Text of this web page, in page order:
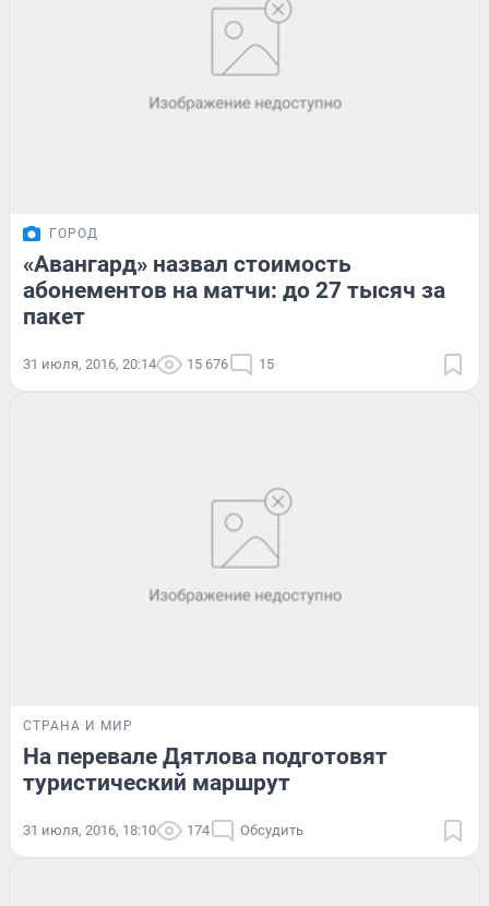
ГОРОД
«Авангард» назвал стоимость
абонементов на матчи: до 27 тысяч за
пакет
31 июля, 2016, 20:14 15 676 15
СТРАНА И МИР
На перевале Дятлова подготовят
туристический маршрут
31 июля, 2016, 18:10 174 Обсудить